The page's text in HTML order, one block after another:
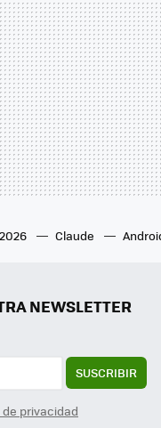
Claude
NEWSLETTER
SUSCRIBIR
privacidad